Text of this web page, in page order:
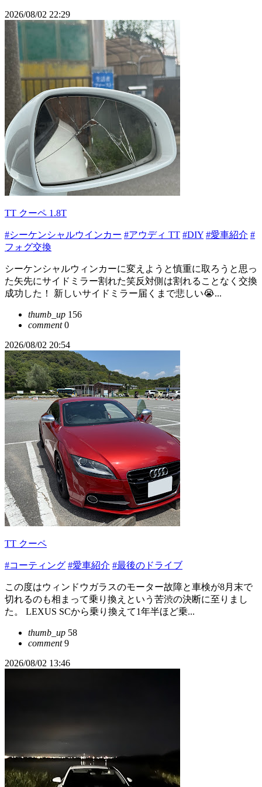
2026/08/02 22:29
TT クーペ 1.8T
#シーケンシャルウインカー #アウディ TT #DIY #愛車紹介 #
フォグ交換
シーケンシャルウィンカーに変えようと慎重に取ろうと思っ
た矢先にサイドミラー割れた笑反対側は割れることなく交換
成功した！ 新しいサイドミラー届くまで悲しい😭...
thumb_up 156
comment0
2026/08/02 20:54
TT クーペ
#コーティング #愛車紹介 #最後のドライブ
この度はウィンドウガラスのモーター故障と車検が8月末で
切れるのも相まって乗り換えという苦渋の決断に至りまし
た。 LEXUS SCから乗り換えて1年半ほど乗...
thumb_up 58
comment9
2026/08/02 13:46